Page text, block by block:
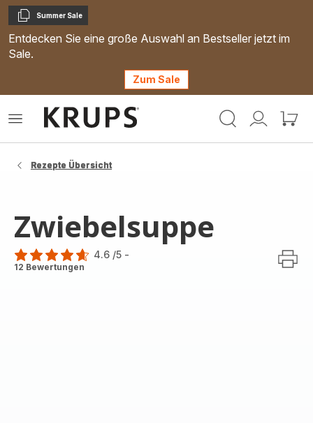
Kopieren
Summer Sale
Entdecken Sie eine große Auswahl an Bestseller jetzt im
Sale.
Zum Sale
Mein
Mein
Das
Rezepte Übersicht
Zwiebelsuppe
ratings.4.6
4.6 /5 -
12 Bewertungen